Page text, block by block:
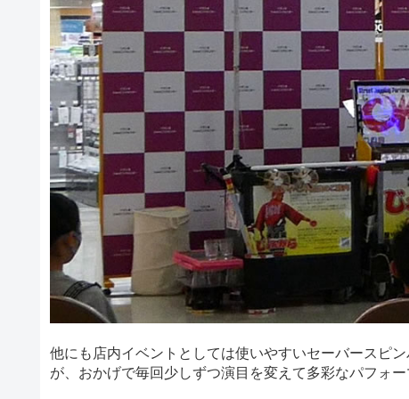
他にも店内イベントとしては使いやすいセーバースピ
が、おかげで毎回少しずつ演目を変えて多彩なパフォ